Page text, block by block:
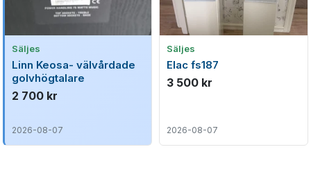
Säljes
Linn Keosa- välvårdade
golvhögtalare
2 700 kr
2026-08-07
Säljes
Elac fs187
3 500 kr
2026-08-07